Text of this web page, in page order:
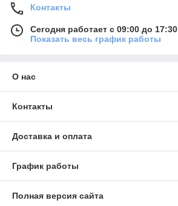
Контакты
Сегодня работает с 09:00 до 17:30
Показать весь график работы
О нас
Контакты
Доставка и оплата
График работы
Полная версия сайта